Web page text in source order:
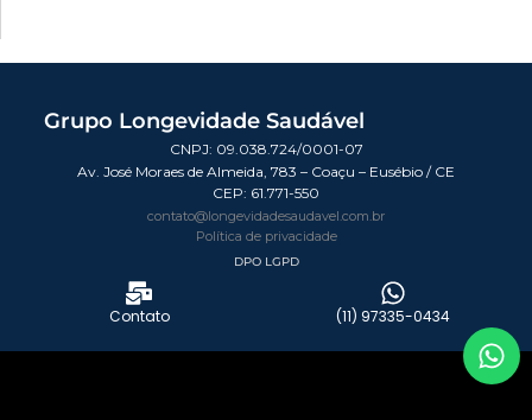
Grupo Longevidade Saudável
CNPJ: 09.038.724/0001-07
Av. José Moraes de Almeida, 783 – Coaçu – Eusébio / CE
CEP: 61.771-550
contato@longevidadesaudavel.com.br
Política de privacidade
DPO LGPD
Contato (11) 97335-0434